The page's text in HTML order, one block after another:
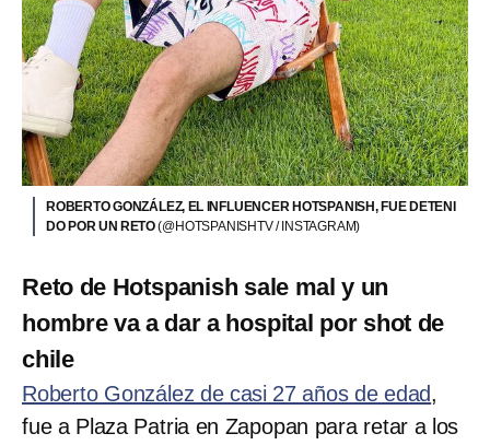
ROBERTO GONZÁLEZ, EL INFLUENCER HOTSPANISH, FUE DETENI
DO POR UN RETO(@HOTSPANISHTV / INSTAGRAM)
Reto de Hotspanish sale mal y un
hombre va a dar a hospital por shot de
chile
Roberto González de casi 27 años de edad,
fue a Plaza Patria en Zapopan para retar a los